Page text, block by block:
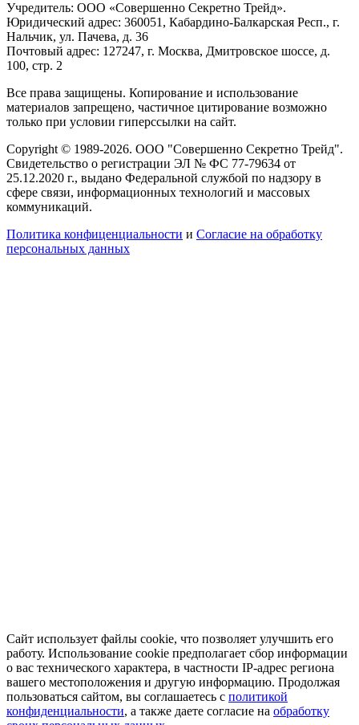
Учредитель: ООО «Совершенно Секретно Трейд».
Юридический адрес: 360051, Кабардино-Балкарская Респ., г.
Нальчик, ул. Пачева, д. 36
Почтовый адрес: 127247, г. Москва, Дмитровское шоссе, д.
100, стр. 2
Все права защищены. Копирование и использование
материалов запрещено, частичное цитирование возможно
только при условии гиперссылки на сайт.
Copyright © 1989-2026. ООО "Совершенно Секретно Трейд".
Свидетельство о регистрации ЭЛ № ФС 77-79634 от
25.12.2020 г., выдано Федеральной службой по надзору в
сфере связи, информационных технологий и массовых
коммуникаций.
Политика конфиценциальности и Согласие на обработку
персональных данных
Сайт использует файлы cookie, что позволяет улучшить его
работу. Использование cookie предполагает сбор информации
о вас технического характера, в частности IP-адрес региона
вашего местоположения и другую информацию. Продолжая
пользоваться сайтом, вы соглашаетесь с политикой
конфиденциальности, а также даете согласие на обработку